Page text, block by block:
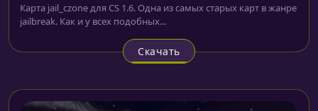
Карта jail_czone для CS 1.6. Одна из самых старых карт в жанре
jailbreak. Как и у всех подобных...
Скачать